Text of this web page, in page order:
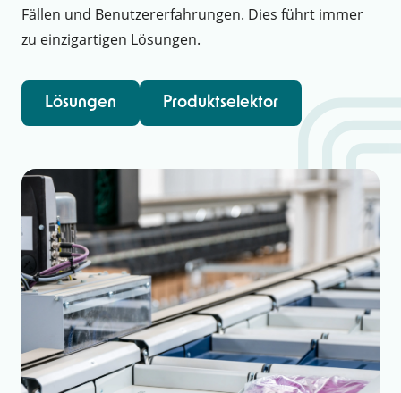
Fällen und Benutzererfahrungen. Dies führt immer
zu einzigartigen Lösungen.
Lösungen Produktselektor